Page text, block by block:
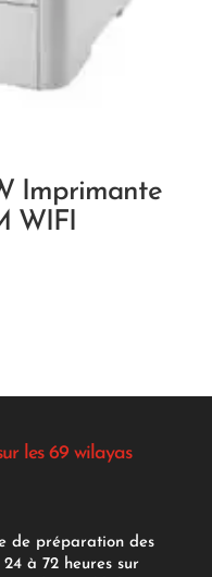
Imprimante
WIFI
les 69 wilayas
de préparation des
à 72 heures sur